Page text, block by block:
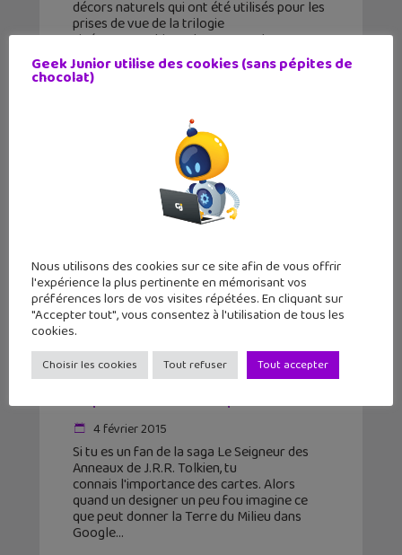
décors naturels qui ont été utilisés pour les
prises de vue de la trilogie
cinématographique de Peter Jackson.
Direction la Nouvelle-Zélande avec
Google
La Terre du Milieu dans Google
Maps, cela donnerait quoi ?
4 février 2015
Si tu es un fan de la saga Le Seigneur des
Anneaux de J.R.R. Tolkien, tu
connais l'importance des cartes. Alors
quand un designer un peu fou imagine ce
que peut donner la Terre du Milieu dans
Google
Geek Junior utilise des cookies (sans pépites de
chocolat)
Nous utilisons des cookies sur ce site afin de vous offrir
l'expérience la plus pertinente en mémorisant vos
préférences lors de vos visites répétées. En cliquant sur
"Accepter tout", vous consentez à l'utilisation de tous les
cookies.
Choisir les cookies Tout refuser Tout accepter